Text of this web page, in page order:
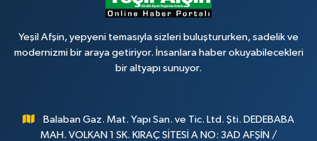
Yeşil Afşin, yepyeni temasıyla sizleri buluştururken, sadelik ve
modernizmi bir araya getiriyor. İnsanlara haber okuyabilecekleri
bir altyapı sunuyor.
Balaban Gaz. Mat. Yapı San. ve Tic. Ltd. Şti. DEDEBABA
MAH. VOLKAN 1 SK. KIRAÇ SİTESİ A NO: 3AD AFŞİN /